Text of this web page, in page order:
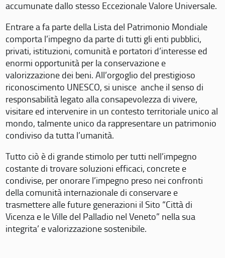
accumunate dallo stesso Eccezionale Valore Universale.
Entrare a fa parte della Lista del Patrimonio Mondiale
comporta l’impegno da parte di tutti gli enti pubblici,
privati, istituzioni, comunità e portatori d’interesse ed
enormi opportunità per la conservazione e
valorizzazione dei beni. All’orgoglio del prestigioso
riconoscimento UNESCO, si unisce anche il senso di
responsabilità legato alla consapevolezza di vivere,
visitare ed intervenire in un contesto territoriale unico al
mondo, talmente unico da rappresentare un patrimonio
condiviso da tutta l’umanità.
Tutto ciò è di grande stimolo per tutti nell’impegno
costante di trovare soluzioni efficaci, concrete e
condivise, per onorare l’impegno preso nei confronti
della comunità internazionale di conservare e
trasmettere alle future generazioni il Sito “Città di
Vicenza e le Ville del Palladio nel Veneto” nella sua
integrita’ e valorizzazione sostenibile.